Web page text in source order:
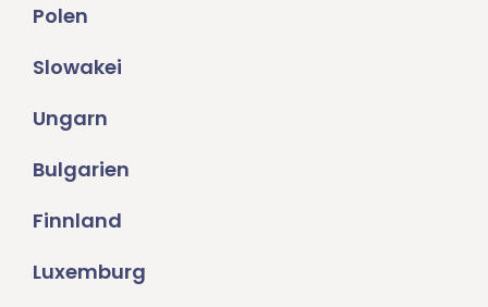
Polen
Slowakei
Ungarn
Bulgarien
Finnland
Luxemburg